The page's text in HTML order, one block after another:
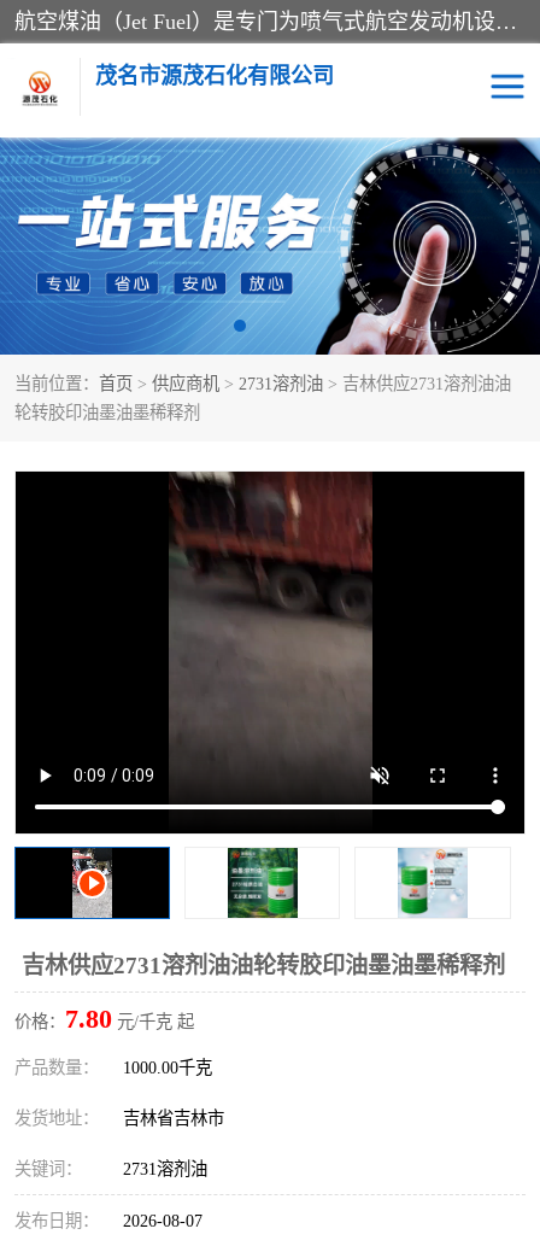
航空煤油（Jet Fuel）是专门为喷气式航空发动机设计的高纯度燃料，主要分为Jet A、Jet A-1和Jet B等类型。其特点是闪点高、低温流动性好，并添加了抗静电剂和抗氧化剂以确保飞行安全。航空煤油需
茂名市源茂石化有限公司
当前位置： 首页 > 供应商机 > 2731溶剂油 > 吉林供应2731溶剂油油
轮转胶印油墨油墨稀释剂
吉林供应2731溶剂油油轮转胶印油墨油墨稀释剂
价格： 7.80 元/千克 起
产品数量： 1000.00千克
发货地址： 吉林省吉林市
关键词： 2731溶剂油
发布日期： 2026-08-07
RP3航空煤油 D20+D30溶剂油
D40+D60溶剂油 D80+D100溶剂油
6号+120号溶剂油 260号溶剂油
异构烷烃 天然乳胶
26+32号化妆级白油 46+68号化妆级白油